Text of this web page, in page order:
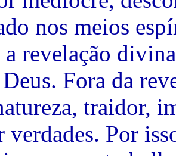
nos meios
a revelação
Fora da
traidor,
Por